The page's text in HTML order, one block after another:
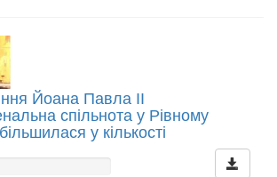
Йоана Павла ІІ
спільнота у Рівному
у кількості